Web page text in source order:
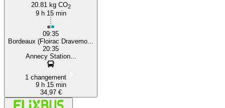
20.81 kg CO2
9 h 15 min
09:35
Bordeaux (Floirac Dravemo...
20:35
Annecy Station...
1 changement
9 h 15 min
34,97 €